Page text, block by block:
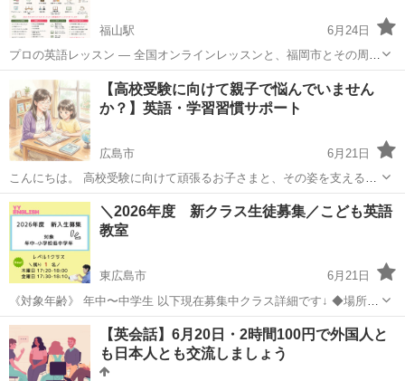
福山駅
6月24日
プロの英語レッスン ― 全国オンラインレッスンと、福岡市とその周辺
地域での対面レッスン！ 👥 年齢・レベル不問 👧 小学生 | 🧑 中学生 |
👩 高校生 | 🎓 大学生 | 👨‍💼 社会人 📚 レベル：完全初心者...
広島 福山市 福山駅 英語 レッスン
【高校受験に向けて親子で悩んでいません
か？】英語・学習習慣サポート
広島市
6月21日
こんにちは。 高校受験に向けて頑張るお子さまと、その姿を支える保
護者様をサポートしています。 こんなお悩みはありませんか？ ☑ 英
語が苦手で点数が伸びない ☑ 勉強しなければいけないのに、なかなか
行動しない ...
広島 広島市 英語/基礎英語 親子
＼2026年度 新クラス生徒募集／こども英語
教室
東広島市
6月21日
《対象年齢》 年中〜中学生 以下現在募集中クラス詳細です↓ ◆場所:
東広島市内西条町の自宅or寺家レンタルスペース 👉木曜日 ※レンタ
ルスペース 🆕レベル1クラス【🌟1名募集】 17:20-18:00（40分） 👉...
広島 東広島市 英会話 クラス
【英会話】6月20日・2時間100円で外国人と
も日本人とも交流しましょう